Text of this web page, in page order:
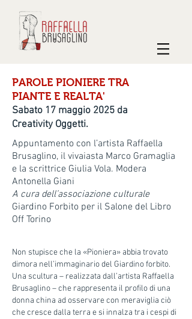
PAROLE PIONIERE TRA
PIANTE E REALTA'
Sabato 17 maggio 2025 da
Creativity Oggetti.
Appuntamento con l’artista Raffaella
Brusaglino, il vivaiasta Marco Gramaglia
e la scrittrice Giulia Vola. Modera
Antonella Giani
A cura dell’associazione culturale
Giardino Forbito per il Salone del Libro
Off Torino
Non stupisce che la «Pioniera» abbia trovato
dimora nell’immaginario del Giardino forbito.
Una scultura – realizzata dall’artista Raffaella
Brusaglino – che rappresenta il profilo di una
donna china ad osservare con meraviglia ciò
che cresce dalla terra e si innalza tra i cespi di